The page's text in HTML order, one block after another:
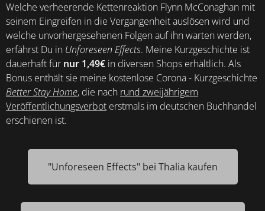
Welche verheerende Kettenreaktion Flynn McConaghan mit
seinem Eingreifen in die Vergangenheit auslösen wird und
welche unvorhergesehenen Folgen auf ihn warten werden,
erfährst Du in Unforeseen Effects. Meine Kurzgeschichte ist
dauerhaft für nur 1,49€ in diversen Shops erhältlich. Als
Bonus enthält sie meine kostenlose Corona - Kurzgeschichte
Better Stay Home, die nach rund zweijährigem
Veröffentlichungsverbot erstmals im deutschen Buchhandel
erschienen ist.
"Unforeseen Effects" bei Thalia kaufen